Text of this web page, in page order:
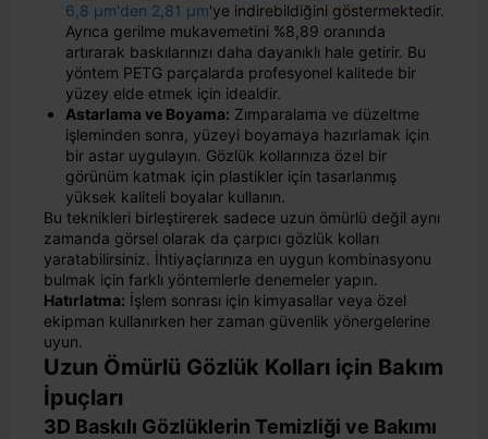
6,8 μm'den 2,81 μm'ye indirebildiğini göstermektedir.
Ayrıca gerilme mukavemetini %8,89 oranında
artırarak baskılarınızı daha dayanıklı hale getirir. Bu
yöntem PETG parçalarda profesyonel kalitede bir
yüzey elde etmek için idealdir.
Astarlama ve Boyama: Zımparalama ve düzeltme
işleminden sonra, yüzeyi boyamaya hazırlamak için
bir astar uygulayın. Gözlük kollarınıza özel bir
görünüm katmak için plastikler için tasarlanmış
yüksek kaliteli boyalar kullanın.
Bu teknikleri birleştirerek sadece uzun ömürlü değil aynı
zamanda görsel olarak da çarpıcı gözlük kolları
yaratabilirsiniz. İhtiyaçlarınıza en uygun kombinasyonu
bulmak için farklı yöntemlerle denemeler yapın.
Hatırlatma: İşlem sonrası için kimyasallar veya özel
ekipman kullanırken her zaman güvenlik yönergelerine
uyun.
Uzun Ömürlü Gözlük Kolları için Bakım
İpuçları
3D Baskılı Gözlüklerin Temizliği ve Bakımı